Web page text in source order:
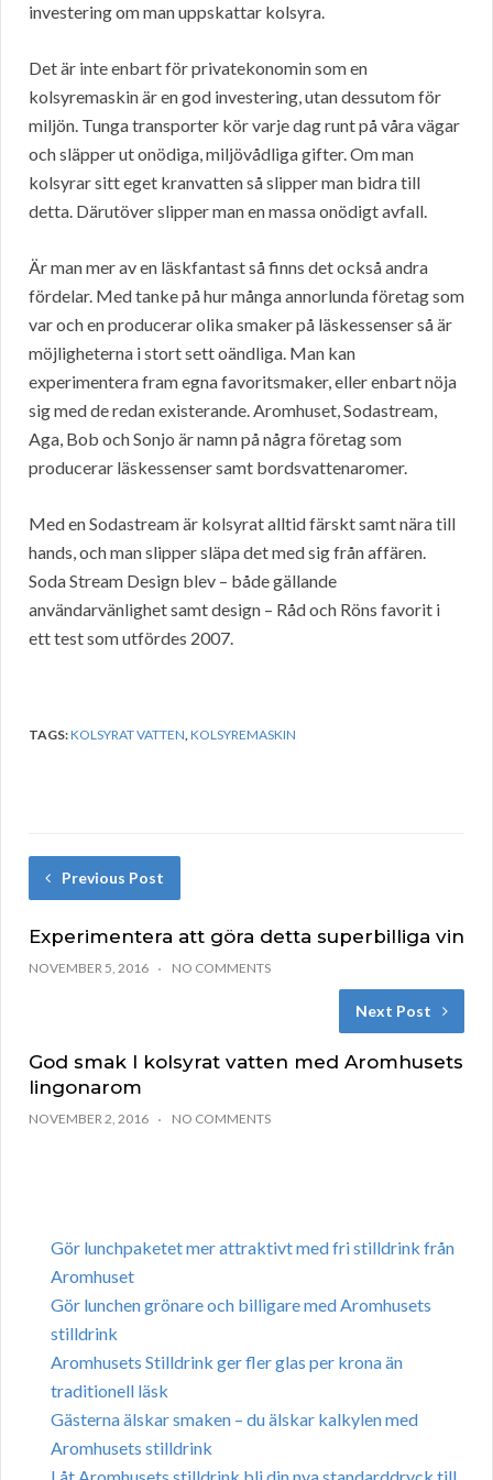
investering om man uppskattar kolsyra.
Det är inte enbart för privatekonomin som en
kolsyremaskin är en god investering, utan dessutom för
miljön. Tunga transporter kör varje dag runt på våra vägar
och släpper ut onödiga, miljövådliga gifter. Om man
kolsyrar sitt eget kranvatten så slipper man bidra till
detta. Därutöver slipper man en massa onödigt avfall.
Är man mer av en läskfantast så finns det också andra
fördelar. Med tanke på hur många annorlunda företag som
var och en producerar olika smaker på läskessenser så är
möjligheterna i stort sett oändliga. Man kan
experimentera fram egna favoritsmaker, eller enbart nöja
sig med de redan existerande. Aromhuset, Sodastream,
Aga, Bob och Sonjo är namn på några företag som
producerar läskessenser samt bordsvattenaromer.
Med en Sodastream är kolsyrat alltid färskt samt nära till
hands, och man slipper släpa det med sig från affären.
Soda Stream Design blev – både gällande
användarvänlighet samt design – Råd och Röns favorit i
ett test som utfördes 2007.
TAGS:KOLSYRAT VATTEN,KOLSYREMASKIN
Previous Post
Experimentera att göra detta superbilliga vin
NOVEMBER 5, 2016 NO COMMENTS
Next Post
God smak I kolsyrat vatten med Aromhusets
lingonarom
NOVEMBER 2, 2016 NO COMMENTS
Gör lunchpaketet mer attraktivt med fri stilldrink från
Aromhuset
Gör lunchen grönare och billigare med Aromhusets
stilldrink
Aromhusets Stilldrink ger fler glas per krona än
traditionell läsk
Gästerna älskar smaken – du älskar kalkylen med
Aromhusets stilldrink